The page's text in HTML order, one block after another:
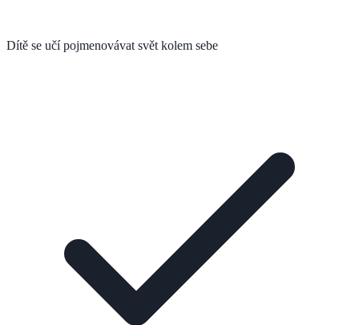
Dítě se učí pojmenovávat svět kolem sebe